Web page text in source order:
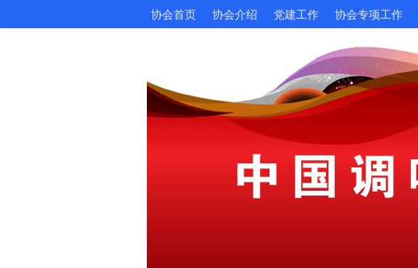
协会首页 协会介绍 党建工作 协会专项工作